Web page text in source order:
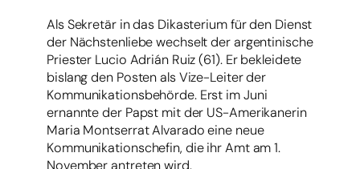
Als Sekretär in das Dikasterium für den Dienst
der Nächstenliebe wechselt der argentinische
Priester Lucio Adrián Ruiz (61). Er bekleidete
bislang den Posten als Vize-Leiter der
Kommunikationsbehörde. Erst im Juni
ernannte der Papst mit der US-Amerikanerin
Maria Montserrat Alvarado eine neue
Kommunikationschefin, die ihr Amt am 1.
November antreten wird.